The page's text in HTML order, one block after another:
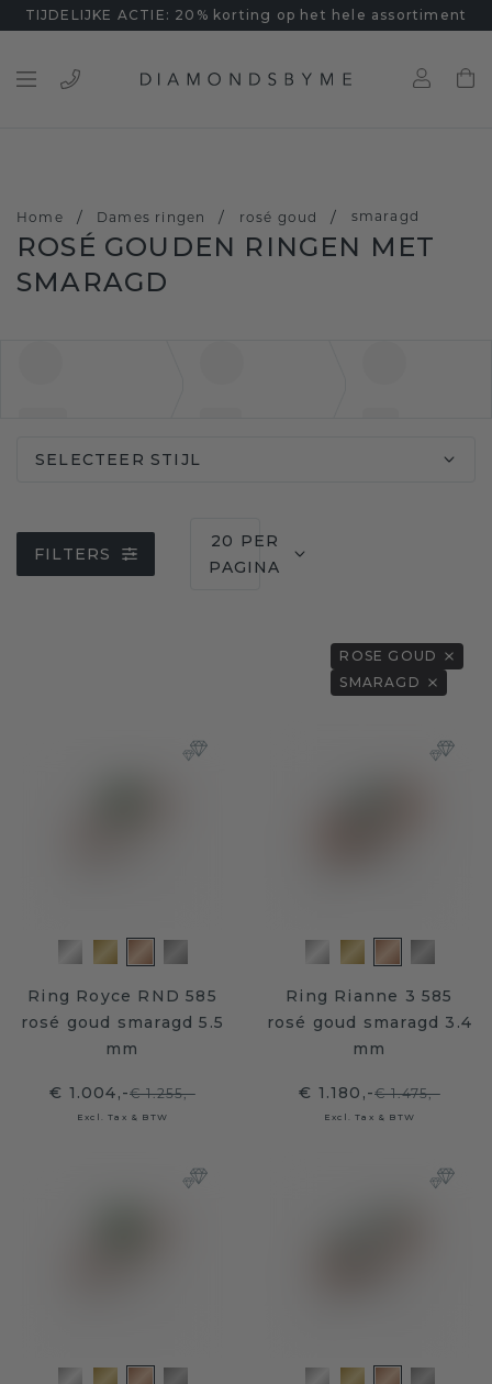
TIJDELIJKE ACTIE: 20% korting op het hele assortiment
Home / Dames ringen / rosé goud / smaragd
ROSÉ GOUDEN RINGEN MET
SMARAGD
SELECTEER STIJL
FILTERS
20 PER
PAGINA
ROSE GOUD
SMARAGD
Ring Royce RND 585
rosé goud smaragd 5.5
mm
€ 1.004,-€ 1.255,-
Excl. Tax & BTW
Ring Rianne 3 585
rosé goud smaragd 3.4
mm
€ 1.180,-€ 1.475,-
Excl. Tax & BTW